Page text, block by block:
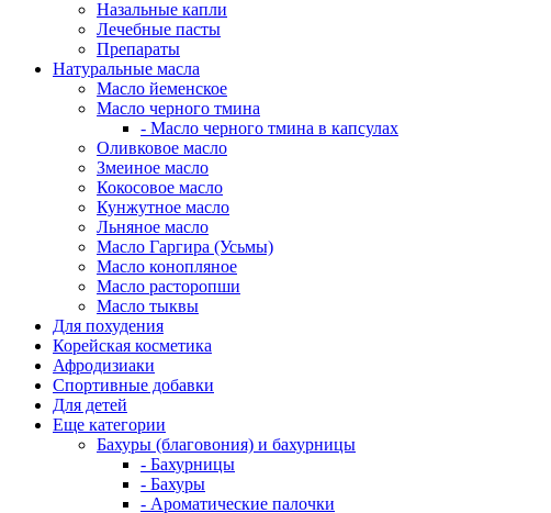
Назальные капли
Лечебные пасты
Препараты
Натуральные масла
Масло йеменское
Масло черного тмина
- Масло черного тмина в капсулах
Оливковое масло
Змеиное масло
Кокосовое масло
Кунжутное масло
Льняное масло
Масло Гаргира (Усьмы)
Масло конопляное
Масло расторопши
Масло тыквы
Для похудения
Корейская косметика
Афродизиаки
Спортивные добавки
Для детей
Еще категории
Бахуры (благовония) и бахурницы
- Бахурницы
- Бахуры
- Ароматические палочки